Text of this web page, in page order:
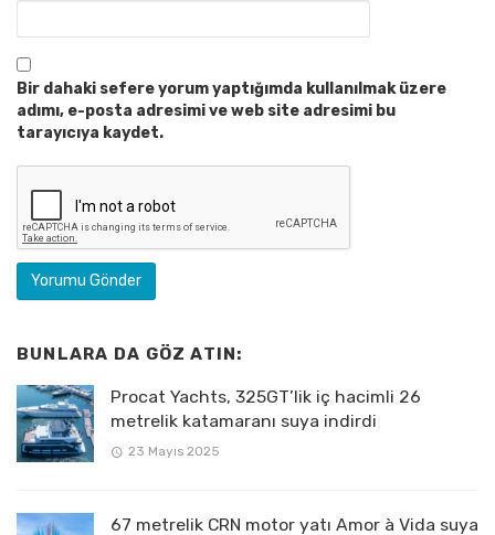
Bir dahaki sefere yorum yaptığımda kullanılmak üzere
adımı, e-posta adresimi ve web site adresimi bu
tarayıcıya kaydet.
BUNLARA DA GÖZ ATIN:
Procat Yachts, 325GT’lik iç hacimli 26
metrelik katamaranı suya indirdi
23 Mayıs 2025
67 metrelik CRN motor yatı Amor à Vida suya